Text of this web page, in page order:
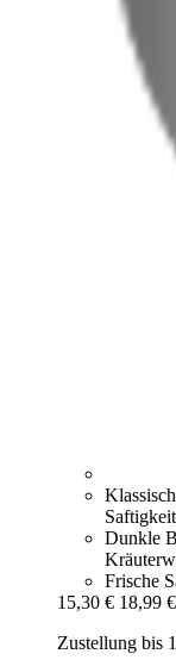
Saftigkeit
Dunkle
Frische
15,30 € 18,99 €
Zustellung bis